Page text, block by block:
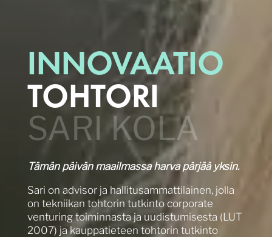
INNOVAATIO­
TOHTORI
SARI KOLA
Tämän päivän maailmassa harva pärjää yksin.
Sari on advisor ja hallitusammattilainen, jolla
on tekniikan tohtorin tutkinto corporate
venturing toiminnasta ja uudistumisesta (LUT
2007) ja kauppatieteen tohtorin tutkinto